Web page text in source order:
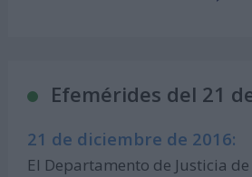
Efemérides del 21
21 de diciembre de 2016:
El Departamento de Justicia